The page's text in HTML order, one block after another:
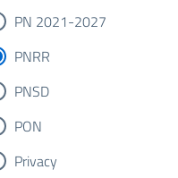
PN 2021-2027
PNRR
PNSD
PON
Privacy